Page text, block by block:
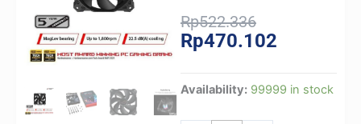
Rp522.336Original
price
Rp470.102
Availability: 99999 in stock
FAN